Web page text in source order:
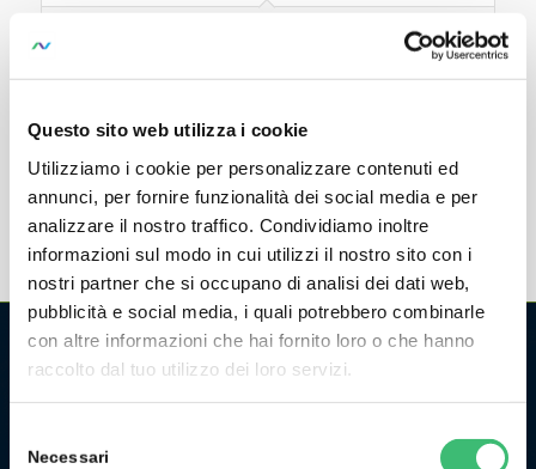
Questo sito web utilizza i cookie
Utilizziamo i cookie per personalizzare contenuti ed
annunci, per fornire funzionalità dei social media e per
analizzare il nostro traffico. Condividiamo inoltre
informazioni sul modo in cui utilizzi il nostro sito con i
nostri partner che si occupano di analisi dei dati web,
pubblicità e social media, i quali potrebbero combinarle
con altre informazioni che hai fornito loro o che hanno
raccolto dal tuo utilizzo dei loro servizi.
delNecessari
Rechargeable lithium-polymer battery for METRAHIT
Can be ordered as a spare part under item number
Z271G
tedesco/svizzero
, ed opera nel